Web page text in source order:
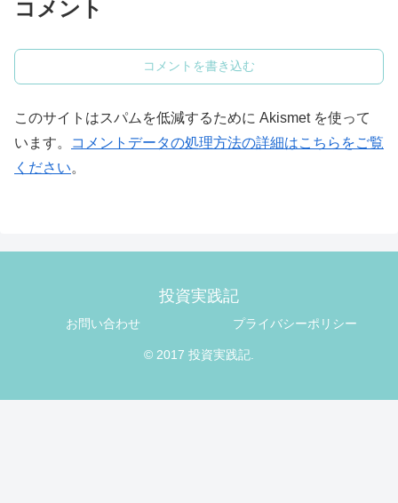
コメント
コメントを書き込む
このサイトはスパムを低減するために Akismet を使って
います。
コメントデータの処理方法の詳細はこちらをご覧
ください。
投資実践記
お問い合わせ プライバシーポリシー
© 2017 投資実践記.